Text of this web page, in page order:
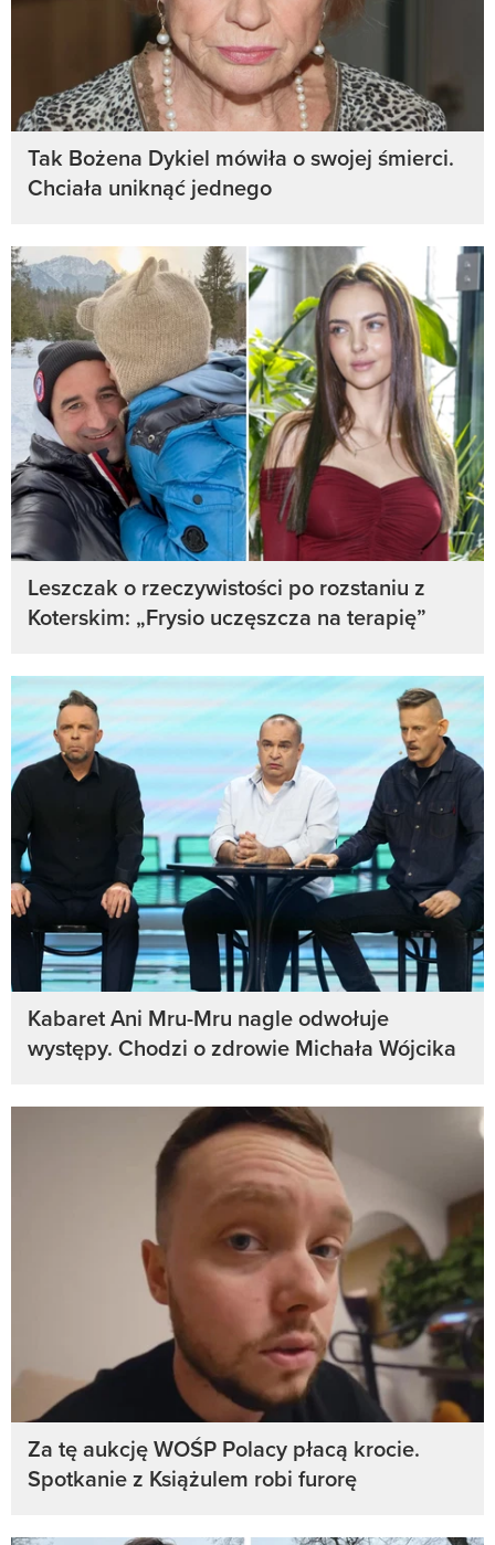
Tak Bożena Dykiel mówiła o swojej śmierci.
Chciała uniknąć jednego
Leszczak o rzeczywistości po rozstaniu z
Koterskim: „Frysio uczęszcza na terapię”
Kabaret Ani Mru-Mru nagle odwołuje
występy. Chodzi o zdrowie Michała Wójcika
Za tę aukcję WOŚP Polacy płacą krocie.
Spotkanie z Książulem robi furorę